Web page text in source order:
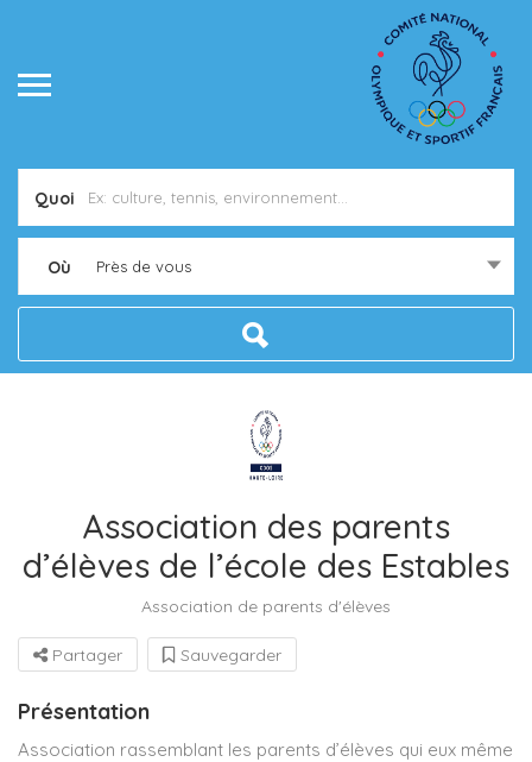
Quoi
Où Près de vous
Association des parents
d’élèves de l’école des Estables
Association de parents d'élèves
Partager Sauvegarder
Présentation
Association rassemblant les parents d’élèves qui eux même